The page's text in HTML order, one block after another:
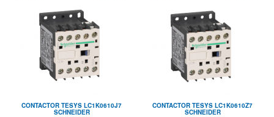
CONTACTOR TESYS LC1K0610J7
SCHNEIDER
CONTACTOR TESYS LC1K0610Z7
SCHNEIDER